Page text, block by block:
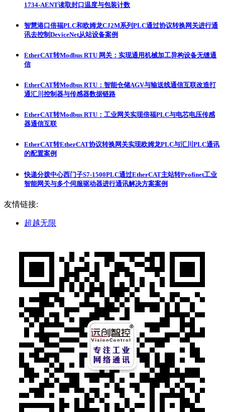
1734-AENT读取封口温度与包装计数
智慧港口倍福PLC和欧姆龙CJ2M系列PLC通过协议转换网关进行通
讯去控制DeviceNet从站设备案例
EtherCAT转Modbus RTU 网关：实现通用机械加工异构设备无缝通
信
EtherCAT转Modbus RTU：智能仓储AGV与输送线通信互联改造打
通汇川控制器与传感器数据链路
EtherCAT转Modbus RTU：工业网关实现倍福PLC与电芯电压传感
器通信互联
EtherCAT转EtherCAT协议转换网关实现欧姆龙PLC与汇川PLC通讯
的配置案例
快递分拨中心西门子S7-1500PLC通过EtherCAT主站转Profinet工业
智能网关与多个伺服驱动器进行通讯解决方案案例
友情链接:
超越无限